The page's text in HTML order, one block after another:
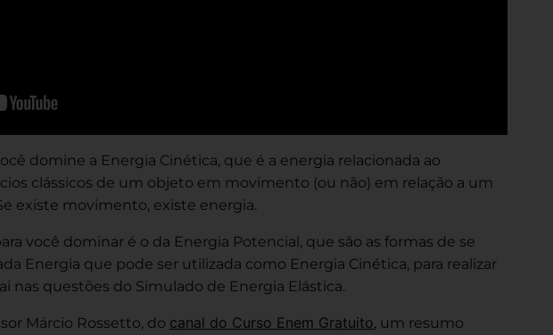
domine a Energia Cinética, que é a energia relacionada ao
clássicos de um objeto em movimento (ou não) em relação a um
existe movimento, existe energia.
você dominar é o da Energia Potencial, que são as formas de se
Energia que pode ser utilizada como Energia Cinética, para realizar
nas questões do Simulado de Energia Elástica.
Márcio Rossetto, do canal do Curso Enem Gratuito, um resumo